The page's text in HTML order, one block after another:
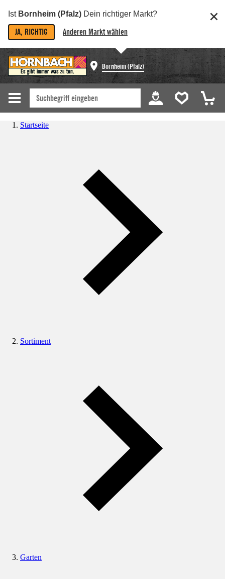
Ist Bornheim (Pfalz) Dein richtiger Markt?
JA, RICHTIG Anderen Markt wählen
Bornheim (Pfalz)
Startseite
Sortiment
Garten